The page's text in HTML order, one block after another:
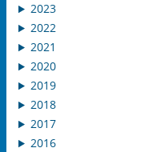
2023
2022
2021
2020
2019
2018
2017
2016